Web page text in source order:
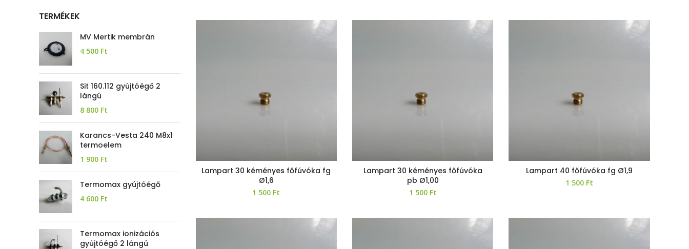
TERMÉKEK
MV Mertik membrán
4 500 Ft
Sit 160.112 gyújtóégő 2
lángú
8 800 Ft
Karancs-Vesta 240 M8x1
termoelem
1 900 Ft
Termomax gyújtóégő
4 600 Ft
Termomax ionizációs
gyújtóégő 2 lángú
Lampart 30 kéményes főfúvóka fg
Ø1,6
1 500 Ft
Lampart 30 kéményes főfúvóka
pb Ø1,00
1 500 Ft
Lampart 40 főfúvóka fg Ø1,9
1 500 Ft